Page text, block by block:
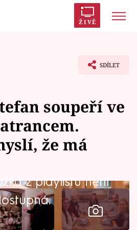
ŽIVĚ
SDÍLET
soupeří ve
že má
z playlistu není